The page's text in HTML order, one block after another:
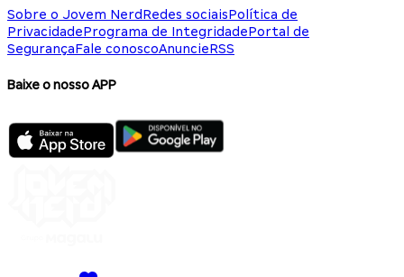
Sobre o Jovem NerdRedes sociaisPolítica de
PrivacidadePrograma de IntegridadePortal de
SegurançaFale conoscoAnuncieRSS
Baixe o nosso APP